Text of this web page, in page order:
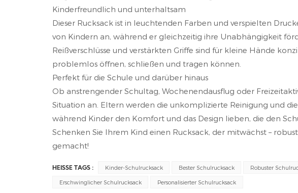
Kinderfreundlich und unterhaltsam
Dieser Rucksack ist in leuchtenden Farben und verspielten
von Kindern an, während er gleichzeitig ihre Unabhängigkeit
Reißverschlüsse und verstärkten Griffe sind für kleine Hände
problemlos öffnen, schließen und tragen können.
Perfekt für die Schule und darüber hinaus
Ob anstrengender Schultag, Wochenendausflug oder
Situation an. Eltern werden die unkomplizierte Reinigung und
während Kinder den Komfort und das Design lieben, die den
Schenken Sie Ihrem Kind einen Rucksack, der mitwächst –
gemacht!
HEISSE TAGS : Kinder-Schulrucksack Bester Schulrucksack Robuster
Erschwinglicher Schulrucksack Personalisierter Schulrucksack